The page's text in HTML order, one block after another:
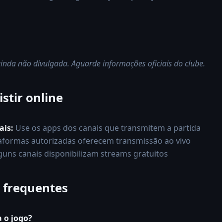
não divulgada. Aguarde informações oficiais do clube.
online
Use os apps dos canais que transmitem a partida
autorizadas oferecem transmissão ao vivo
canais disponibilizam streams gratuitos
o jogo?